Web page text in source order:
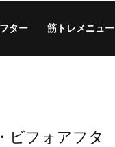
ター 筋トレメニュー
ビフォアフタ